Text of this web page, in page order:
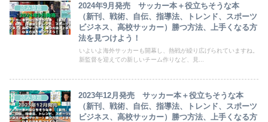
読み放題
2024年9月発売 サッカー本＋役立ちそうな本
（新刊、戦術、自伝、指導法、トレンド、スポーツ
ビジネス、高校サッカー）勝つ方法、上手くなる方
法を見つけよう！
いよいよ海外サッカーも開幕し、熱戦が繰り広げられていますね。
新監督を迎えての新しいチーム作りなど、見...
読み放題
2023年12月発売 サッカー本＋役立ちそうな本
（新刊、戦術、自伝、指導法、トレンド、スポーツ
ビジネス、高校サッカー）勝つ方法、上手くなる方